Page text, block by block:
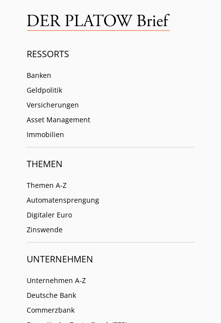
RESSORTS
Banken
Geldpolitik
Versicherungen
Asset Management
Immobilien
THEMEN
Themen A-Z
Automatensprengung
Digitaler Euro
Zinswende
UNTERNEHMEN
Unternehmen A-Z
Deutsche Bank
Commerzbank